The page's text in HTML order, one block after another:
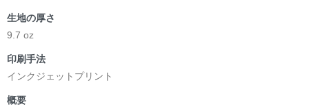
生地の厚さ
9.7 oz
印刷手法
インクジェットプリント
概要